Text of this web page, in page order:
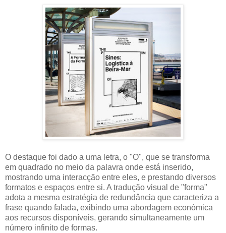
O destaque foi dado a uma letra, o "O", que se transforma
em quadrado no meio da palavra onde está inserido,
mostrando uma interacção entre eles, e prestando diversos
formatos e espaços entre si. A tradução visual de "forma"
adota a mesma estratégia de redundância que caracteriza a
frase quando falada, exibindo uma abordagem económica
aos recursos disponíveis, gerando simultaneamente um
número infinito de formas.